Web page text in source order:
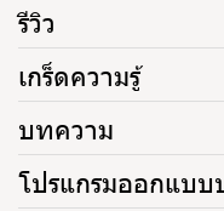
รีวิว
เกร็ดความรู้
บทความ
โปรแกรมออกแบบ